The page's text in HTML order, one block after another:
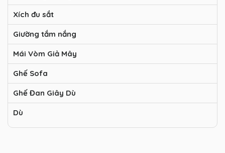
Xích đu sắt
Giường tắm nắng
Mái Vòm Giả Mây
Ghế Sofa
Ghế Đan Giây Dù
Dù